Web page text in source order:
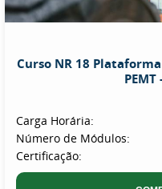
Curso NR 18
Carga Horária:
Número de Módulos:
Certificação: